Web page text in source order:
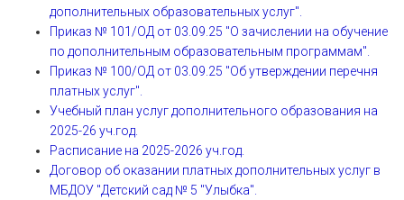
дополнительных образовательных услуг".
Приказ № 101/ОД от 03.09.25 "О зачислении на обучение
по дополнительным образовательным программам".
Приказ № 100/ОД от 03.09.25 "Об утверждении перечня
платных услуг".
Учебный план услуг дополнительного образования на
2025-26 уч.год.
Расписание на 2025-2026 уч.год.
Договор об оказании платных дополнительных услуг в
МБДОУ "Детский сад № 5 "Улыбка".